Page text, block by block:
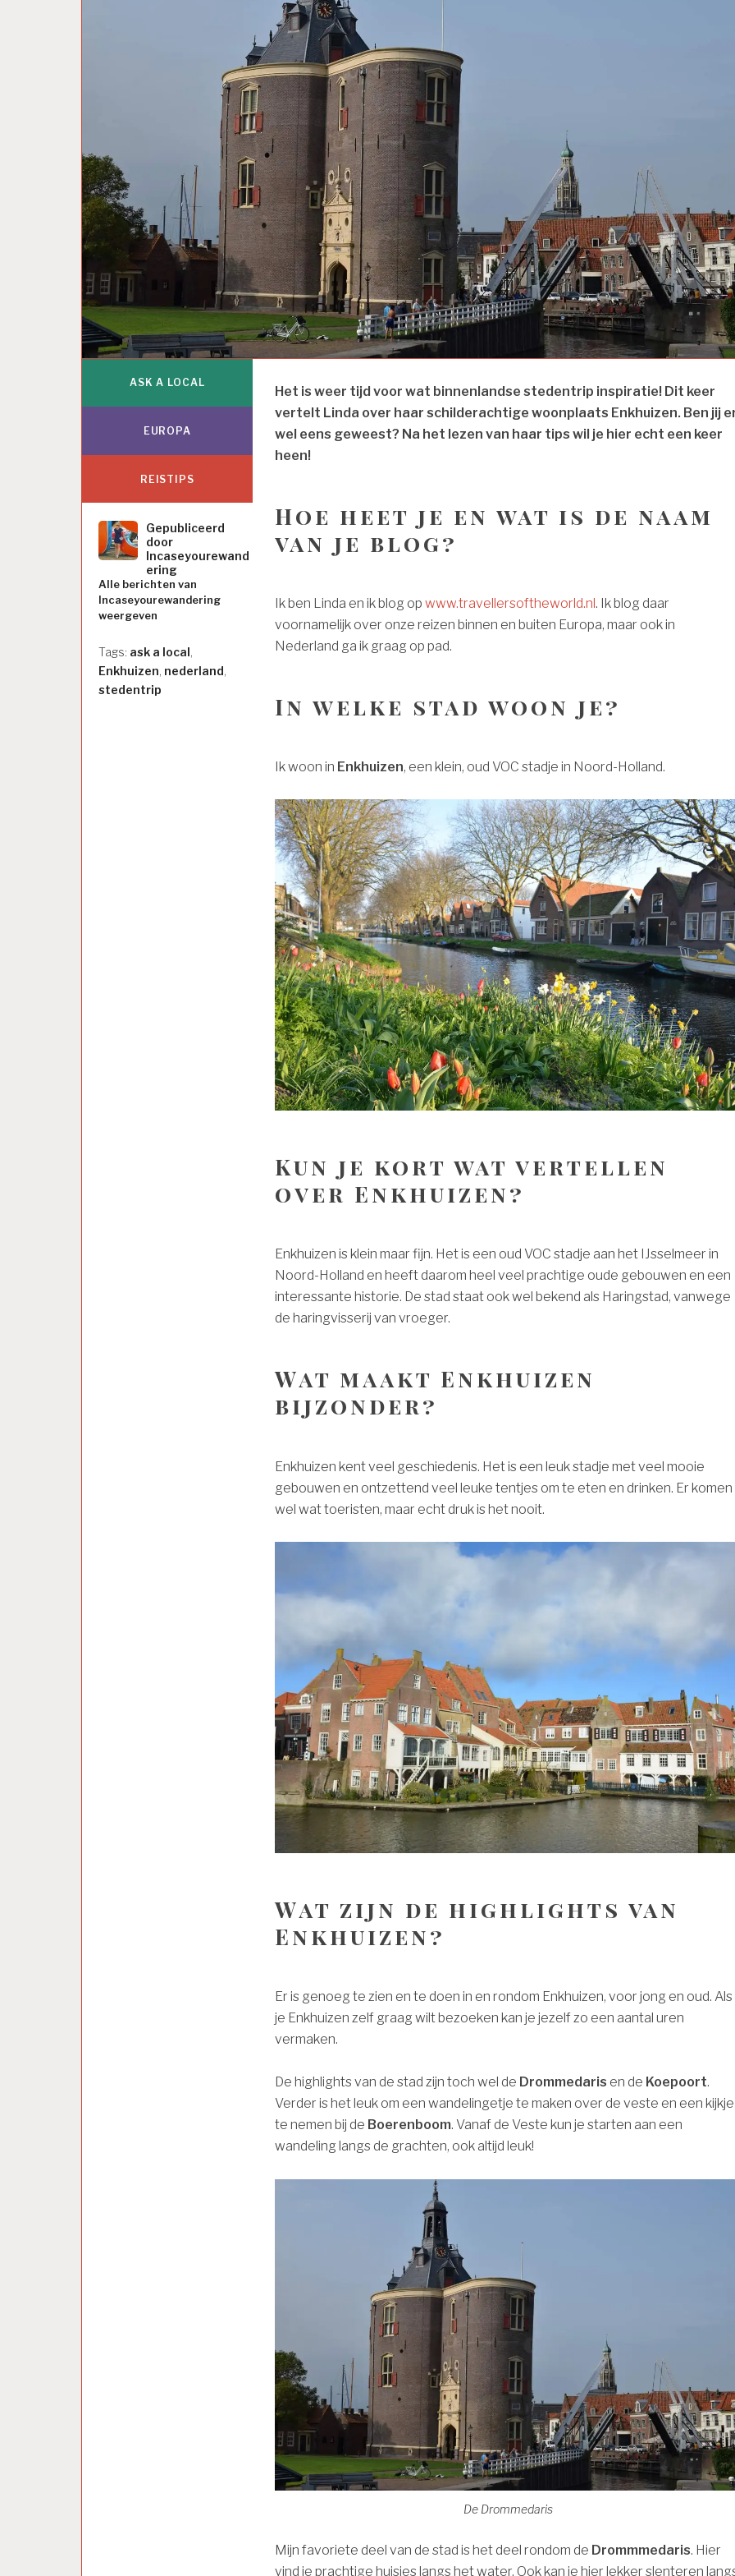
Het is weer tijd voor wat binnenlandse stedentrip inspiratie! Dit keer
vertelt Linda over haar schilderachtige woonplaats Enkhuizen. Ben jij
wel eens geweest? Na het lezen van haar tips wil je hier echt een keer
heen!
Hoe heet je en wat is de naam
van je blog?
Ik ben Linda en ik blog op www.travellersoftheworld.nl. Ik blog daar
voornamelijk over onze reizen binnen en buiten Europa, maar ook in
Nederland ga ik graag op pad.
In welke stad woon je?
Ik woon in Enkhuizen, een klein, oud VOC stadje in Noord-Holland.
Kun je kort wat vertellen
over Enkhuizen?
Enkhuizen is klein maar fijn. Het is een oud VOC stadje aan het IJsselmeer in
Noord-Holland en heeft daarom heel veel prachtige oude gebouwen en een
interessante historie. De stad staat ook wel bekend als Haringstad, vanwege
de haringvisserij van vroeger.
Wat maakt Enkhuizen
bijzonder?
Enkhuizen kent veel geschiedenis. Het is een leuk stadje met veel mooie
gebouwen en ontzettend veel leuke tentjes om te eten en drinken. Er komen
wel wat toeristen, maar echt druk is het nooit.
Wat zijn de highlights van
Enkhuizen?
Er is genoeg te zien en te doen in en rondom Enkhuizen, voor jong en oud. Als
je Enkhuizen zelf graag wilt bezoeken kan je jezelf zo een aantal uren
vermaken.
De highlights van de stad zijn toch wel de Drommedaris en de Koepoort.
Verder is het leuk om een wandelingetje te maken over de veste en een kijkje
te nemen bij de Boerenboom. Vanaf de Veste kun je starten aan een
wandeling langs de grachten, ook altijd leuk!
De Drommedaris
Mijn favoriete deel van de stad is het deel rondom de Drommmedaris. Hier
vind je prachtige huisjes langs het water. Ook kan je hier lekker slenteren
ASK A LOCAL
EUROPA
REISTIPS
Gepubliceerd
door
Incaseyourewand
ering
Alle berichten van
Incaseyourewandering
weergeven
Tags: ask a local,
Enkhuizen, nederland,
stedentrip